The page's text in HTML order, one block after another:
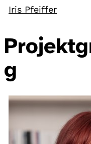
Iris Pfeiffer
g